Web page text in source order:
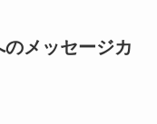
メッセージカ